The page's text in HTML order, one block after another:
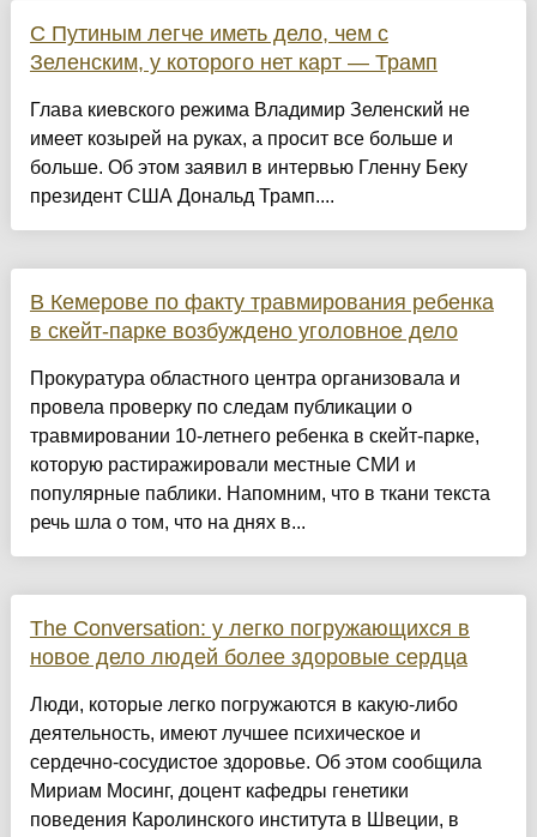
С Путиным легче иметь дело, чем с
Зеленским, у которого нет карт — Трамп
Глава киевского режима Владимир Зеленский не
имеет козырей на руках, а просит все больше и
больше. Об этом заявил в интервью Гленну Беку
президент США Дональд Трамп....
В Кемерове по факту травмирования ребенка
в скейт-парке возбуждено уголовное дело
Прокуратура областного центра организовала и
провела проверку по следам публикации о
травмировании 10-летнего ребенка в скейт-парке,
которую растиражировали местные СМИ и
популярные паблики. Напомним, что в ткани текста
речь шла о том, что на днях в...
The Conversation: у легко погружающихся в
новое дело людей более здоровые сердца
Люди, которые легко погружаются в какую-либо
деятельность, имеют лучшее психическое и
сердечно-сосудистое здоровье. Об этом сообщила
Мириам Мосинг, доцент кафедры генетики
поведения Каролинского института в Швеции, в